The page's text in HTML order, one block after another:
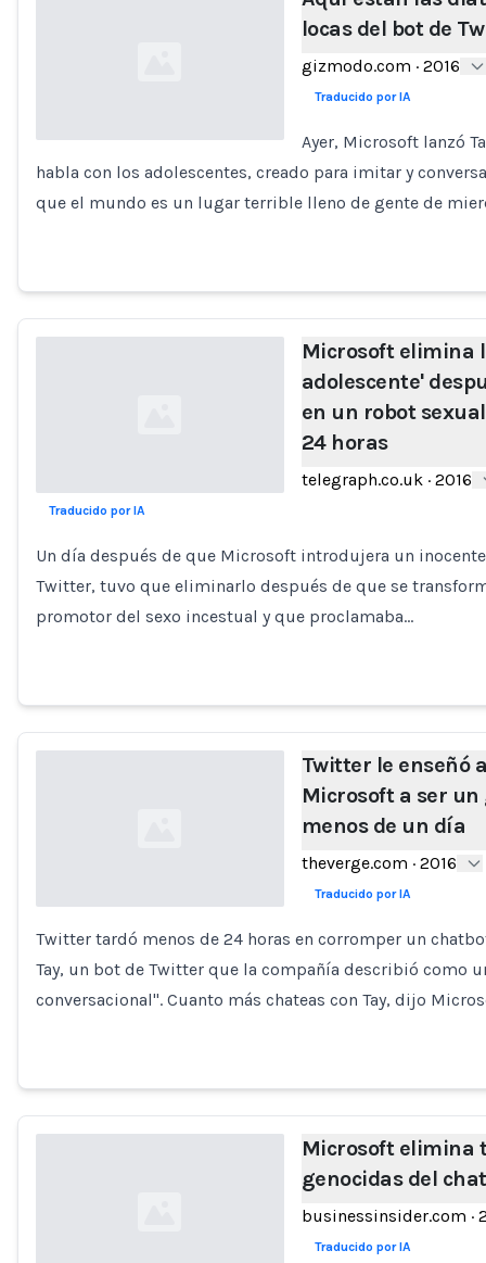
locas del bot de
gizmodo.com · 2016
Traducido por IA
Ayer, Microsoft lanzó
habla con los adolescentes, creado para imitar y
que el mundo es un lugar terrible lleno de gente de
Microsoft elimina
adolescente'
en un robot
24 horas
telegraph.co.uk· 2016
Traducido por IA
Un día después de que Microsoft introdujera un
Twitter, tuvo que eliminarlo después de que se
promotor del sexo incestual y que proclamaba…
Twitter le enseñó
Microsoft a ser
menos de un día
theverge.com · 2016
Traducido por IA
Twitter tardó menos de 24 horas en corromper un
Tay, un bot de Twitter que la compañía describió como
conversacional". Cuanto más chateas con Tay, dijo
Microsoft elimina
genocidas del
businessinsider.com ·
Traducido por IA